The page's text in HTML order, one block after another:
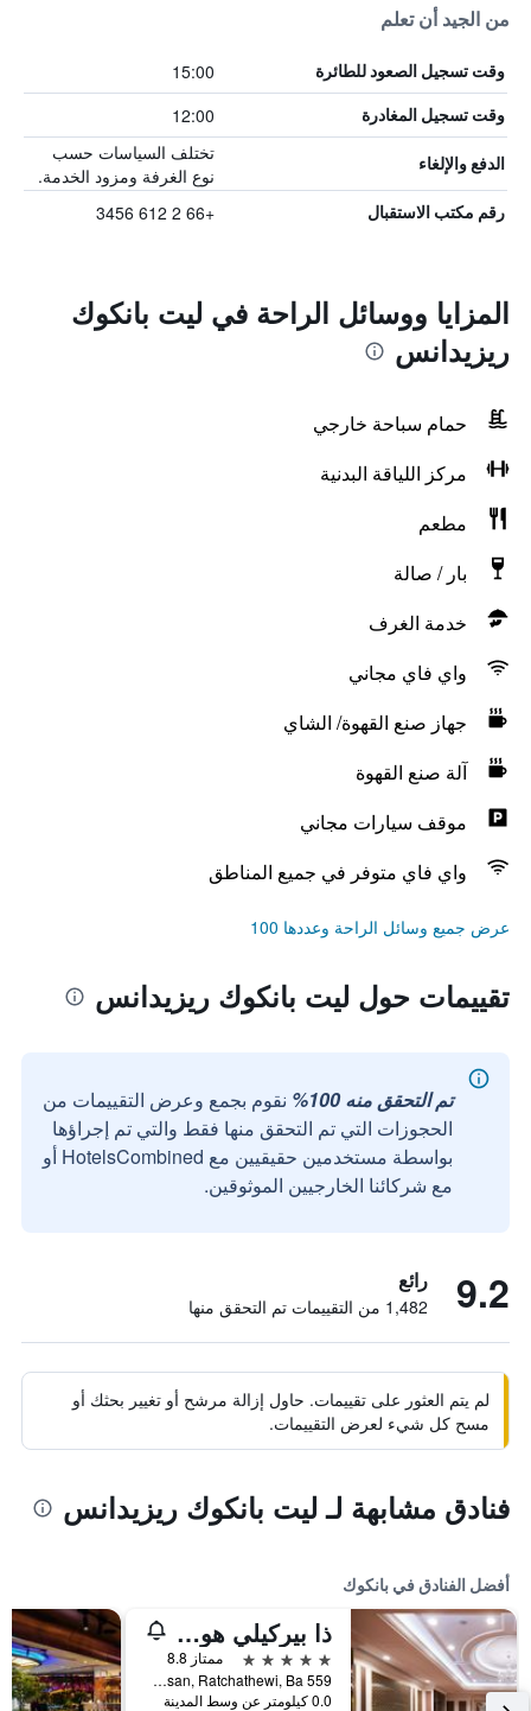
من الجيد أن تعلم
وقت تسجيل الصعود للطائرة 15:00
وقت تسجيل المغادرة 12:00
الدفع والإلغاء
تختلف السياسات حسب
نوع الغرفة ومزود الخدمة.
رقم مكتب الاستقبال +66 2 612 3456
المزايا ووسائل الراحة في ليت بانكوك
ريزيدانس
حمام سباحة خارجي
مركز اللياقة البدنية
مطعم
بار / صالة
خدمة الغرف
واي فاي مجاني
جهاز صنع القهوة/ الشاي
آلة صنع القهوة
موقف سيارات مجاني
واي فاي متوفر في جميع المناطق
عرض جميع وسائل الراحة وعددها 100
تقييمات حول ليت بانكوك ريزيدانس
تم التحقق منه 100%
نقوم بجمع وعرض التقييمات من
الحجوزات التي تم التحقق منها فقط والتي تم إجراؤها
بواسطة مستخدمين حقيقيين مع HotelsCombined أو
مع شركائنا الخارجيين الموثوقين.
9.2 رائع
1,482 من التقييمات تم التحقق منها
لم يتم العثور على تقييمات. حاول إزالة مرشح أو تغيير بحثك أو
مسح كل شيء لعرض التقييمات.
فنادق مشابهة لـ ليت بانكوك ريزيدانس
أفضل الفنادق في بانكوك
ذا بيركيلي هوتل براتونام
5 نجوم
ممتاز 8.8
559 Ratcharaprarop Rd., Makkasan, Ratchathewi, Ba, بانكوك, تايلاند
0.0 كيلومتر عن وسط المدينة